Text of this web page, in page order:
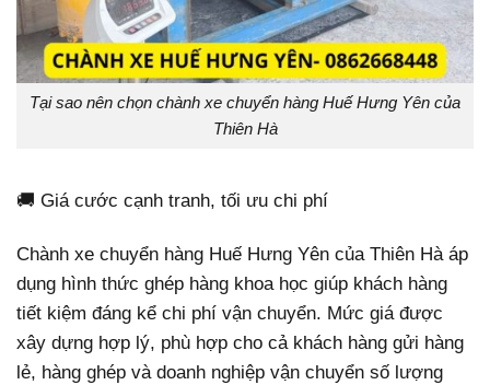
Tại sao nên chọn chành xe chuyển hàng Huế Hưng Yên của
Thiên Hà
🚚 Giá cước cạnh tranh, tối ưu chi phí
Chành xe chuyển hàng Huế Hưng Yên của Thiên Hà áp
dụng hình thức ghép hàng khoa học giúp khách hàng
tiết kiệm đáng kể chi phí vận chuyển. Mức giá được
xây dựng hợp lý, phù hợp cho cả khách hàng gửi hàng
lẻ, hàng ghép và doanh nghiệp vận chuyển số lượng